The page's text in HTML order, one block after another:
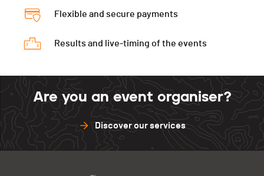
Flexible and secure payments
Results and live-timing of the events
Are you an event organiser?
Discover our services